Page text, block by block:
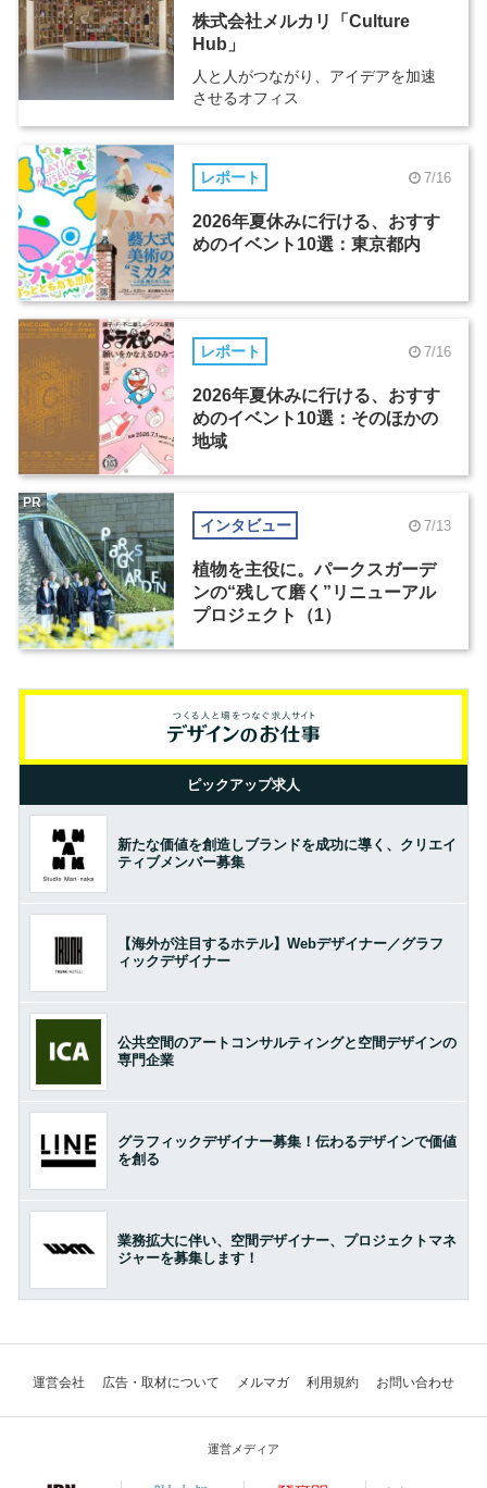
株式会社メルカリ「Culture
Hub」
人と人がつながり、アイデアを加速
させるオフィス
レポート 7/16
2026年夏休みに行ける、おすす
めのイベント10選：東京都内
レポート 7/16
2026年夏休みに行ける、おすす
めのイベント10選：そのほかの
地域
インタビュー 7/13
植物を主役に。パークスガーデ
ンの“残して磨く”リニューアル
プロジェクト（1）
PR
ピックアップ求人
新たな価値を創造しブランドを成功に導く、クリエイ
ティブメンバー募集
【海外が注目するホテル】Webデザイナー／グラフ
ィックデザイナー
公共空間のアートコンサルティングと空間デザインの
専門企業
グラフィックデザイナー募集！伝わるデザインで価値
を創る
業務拡大に伴い、空間デザイナー、プロジェクトマネ
ジャーを募集します！
運営会社 広告・取材について メルマガ 利用規約 お問い合わせ
運営メディア